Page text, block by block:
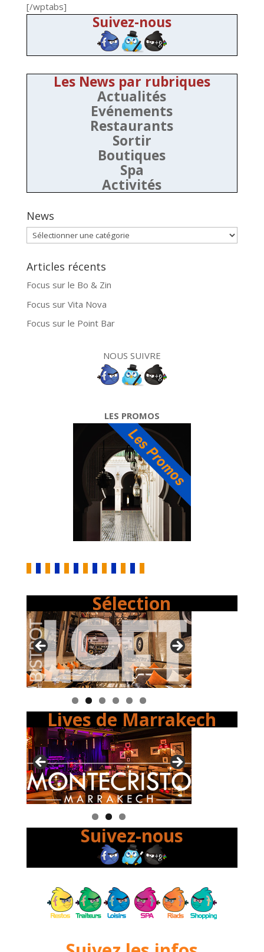
[/wptabs]
Suivez-nous
Les News par rubriques
Actualités
Evénements
Restaurants
Sortir
Boutiques
Spa
Activités
News
News
Articles récents
Focus sur le Bo & Zin
Focus sur Vita Nova
Focus sur le Point Bar
NOUS SUIVRE
LES PROMOS
Sélection
Lives de Marrakech
Suivez-nous